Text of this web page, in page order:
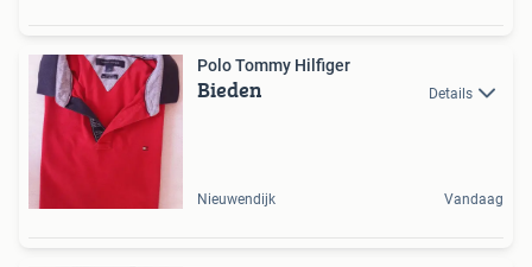
Polo Tommy Hilfiger
Bieden Details
Nieuwendijk Vandaag